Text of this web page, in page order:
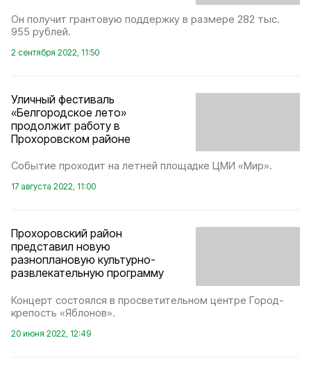
Он получит грантовую поддержку в размере 282 тыс.
955 рублей.
2 сентября 2022, 11:50
Уличный фестиваль
«Белгородское лето»
продолжит работу в
Прохоровском районе
Событие проходит на летней площадке ЦМИ «Мир».
17 августа 2022, 11:00
Прохоровский район
представил новую
разноплановую культурно-
развлекательную программу
Концерт состоялся в просветительном центре Город-
крепость «Яблонов».
20 июня 2022, 12:49